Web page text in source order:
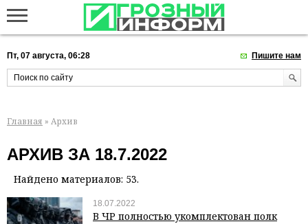
Пт, 07 августа, 06:28 Пишите нам
Главная » Архив
АРХИВ ЗА 18.7.2022
Найдено материалов: 53.
18.07.2022
В ЧР полностью укомплектован полк